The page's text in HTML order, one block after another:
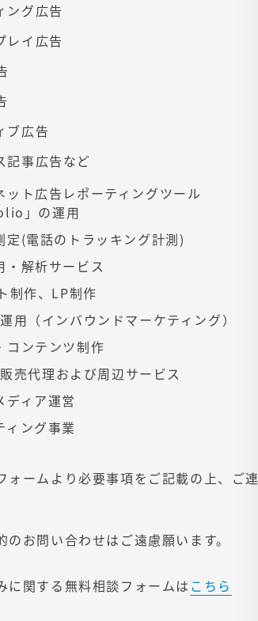
ング広告
レイ広告
ブ広告
記事広告など
ット広告レポーティングツール
」の運用
定(電話のトラッキング計測)
・解析サービス
制作、LP制作
用（インバウンドマーケティング）
コンテンツ制作
売代理および周辺サービス
ディア運営
ィング事業
ォームより必要事項をご記載の上、ご連
のお問い合わせはご遠慮願います。
に関する無料相談フォームは こちら